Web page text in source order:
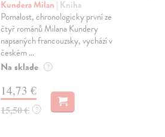
Kundera Milan | Kniha
Pomalost, chronologicky první ze
čtyř románů Milana Kundery
napsaných francouzsky, vychází v
českém ...
Na sklade ?
14,73 €
15,50 € ?